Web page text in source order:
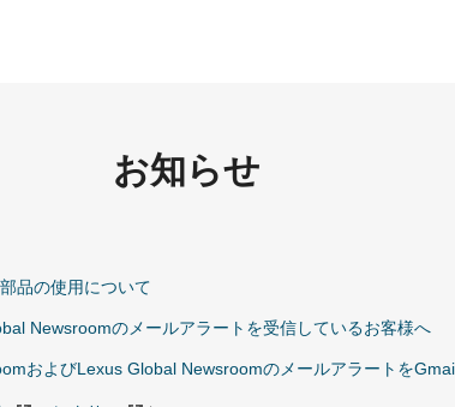
お知らせ
品の使用について
Newsroomのメールアラートを受信しているお客様へ
およびLexus Global Newsroomのメールアラートを